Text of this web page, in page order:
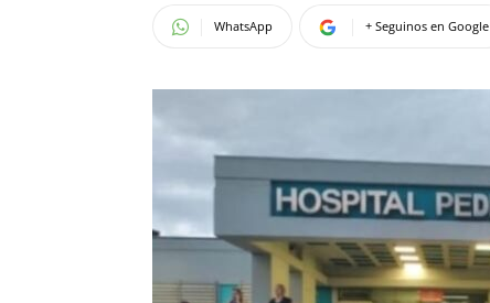
WhatsApp + Seguinos en Google